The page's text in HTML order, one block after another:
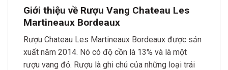
Giới thiệu về Rượu Vang Chateau Les
Martineaux Bordeaux
Rượu Chateau Les Martineaux Bordeaux được sản
xuất năm 2014. Nó có độ cồn là 13% và là một
rượu vang đỏ. Rượu là ghi chú của những loại trái